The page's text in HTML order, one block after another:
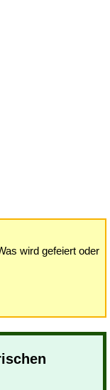
wird gefeiert oder